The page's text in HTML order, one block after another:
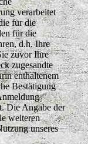
verarbeitet
für die
für die
d.h. Ihre
zuvor Ihre
zugesandte
enthaltenem
Bestätigung
Die Angabe der
weiteren
unseres